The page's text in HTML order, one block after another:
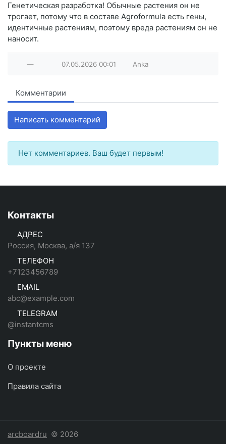
Генетическая разработка! Обычные растения он не
трогает, потому что в составе Agroformula есть гены,
идентичные растениям, поэтому вреда растениям он не
наносит.
— 07.05.2026 00:01 Anka
Комментарии
Написать комментарий
Нет комментариев. Ваш будет первым!
Контакты
АДРЕС
Россия, Москва, а/я 137
ТЕЛЕФОН
+7123456789
EMAIL
abc@example.com
TELEGRAM
@instantcms
Пункты меню
О проекте
Правила сайта
arcboardru © 2026